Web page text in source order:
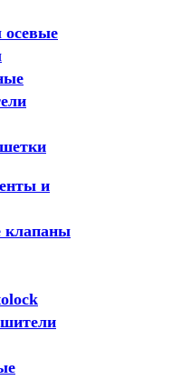
осевые
и
клапаны